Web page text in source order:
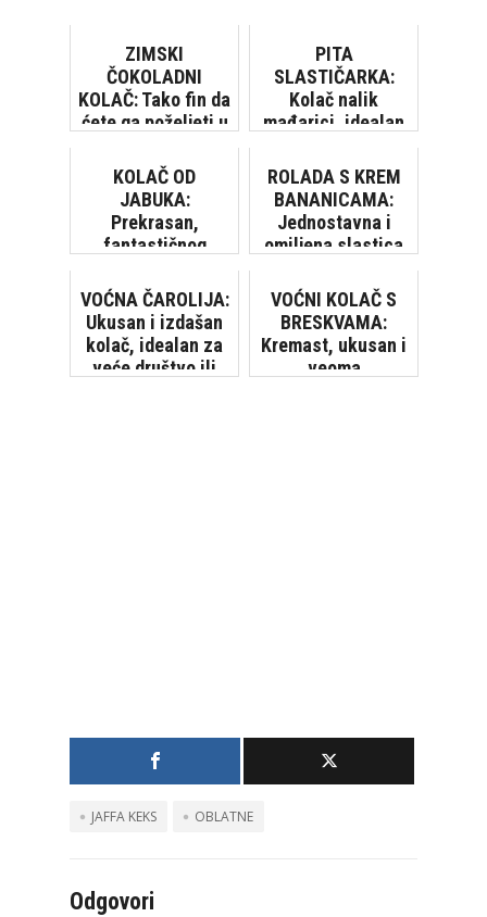
ZIMSKI
ČOKOLADNI
KOLAČ: Tako fin da
ćete ga poželjeti u
PITA
SLASTIČARKA:
Kolač nalik
mađarici, idealan
zabave
KOLAČ OD
JABUKA:
Prekrasan,
fantastičnog
ROLADA S KREM
BANANICAMA:
Jednostavna i
omiljena slastica
VOĆNA ČAROLIJA:
Ukusan i izdašan
kolač, idealan za
veće društvo ili
VOĆNI KOLAČ S
BRESKVAMA:
Kremast, ukusan i
veoma
JAFFA KEKS OBLATNE
Odgovori